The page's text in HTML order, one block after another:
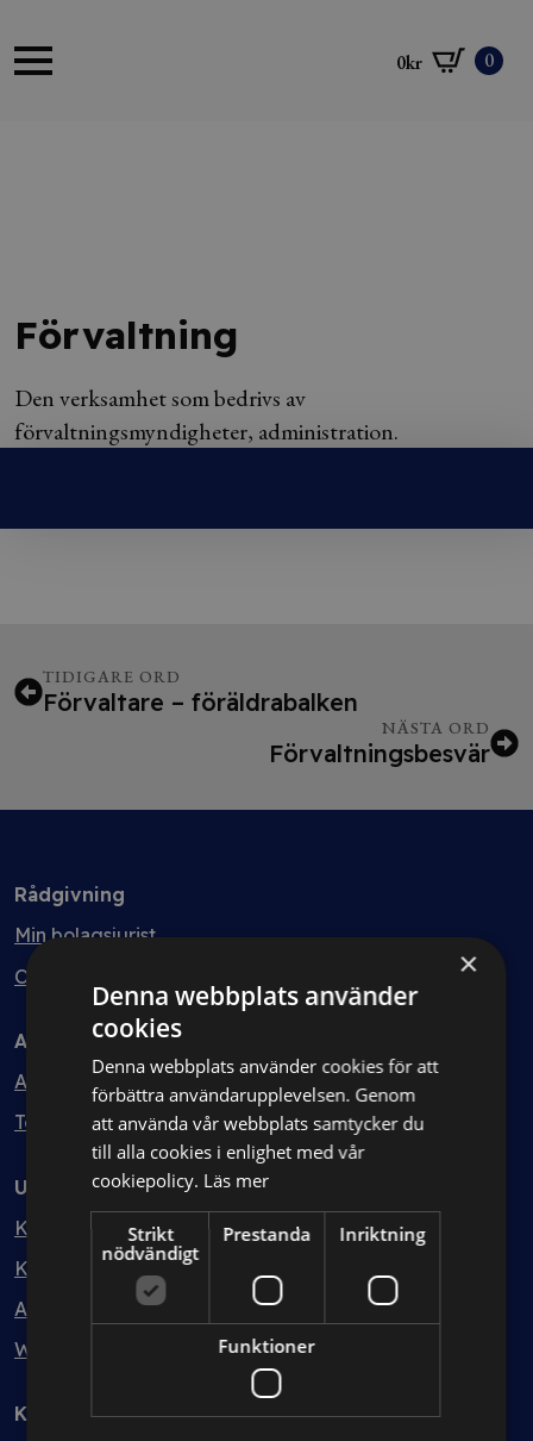
0kr 0
Förvaltning
Den verksamhet som bedrivs av
förvaltningsmyndigheter, administration.
TIDIGARE ORD
Förvaltare – föräldrabalken
NÄSTA ORD
Förvaltningsbesvär
Rådgivning
Min bolagsjurist
Ombud
Avtal
Avtalshantering
Testa kostnadsfritt
Utbildning
Kurser
Kurspaket
Abonnemang
Webbinarium
Kunskapsbank
×
Denna webbplats använder
cookies
Denna webbplats använder cookies för att
förbättra användarupplevelsen. Genom
att använda vår webbplats samtycker du
till alla cookies i enlighet med vår
cookiepolicy. Läs mer
Strikt
nödvändigt
Prestanda Inriktning
Funktioner